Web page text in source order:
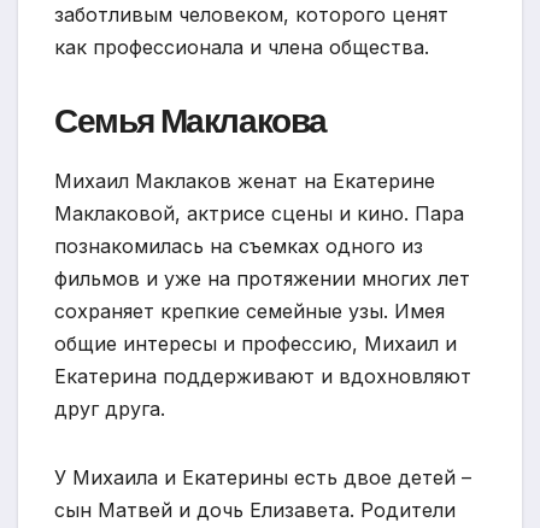
заботливым человеком, которого ценят
как профессионала и члена общества.
Семья Маклакова
Михаил Маклаков женат на Екатерине
Маклаковой, актрисе сцены и кино. Пара
познакомилась на съемках одного из
фильмов и уже на протяжении многих лет
сохраняет крепкие семейные узы. Имея
общие интересы и профессию, Михаил и
Екатерина поддерживают и вдохновляют
друг друга.
У Михаила и Екатерины есть двое детей –
сын Матвей и дочь Елизавета. Родители